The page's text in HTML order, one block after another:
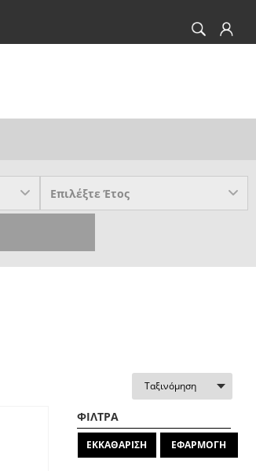
ΦΙΛΤΡΑ
ΕΦΑΡΜΟΓΗ
ΕΚΚΑΘΑΡΙΣΗ